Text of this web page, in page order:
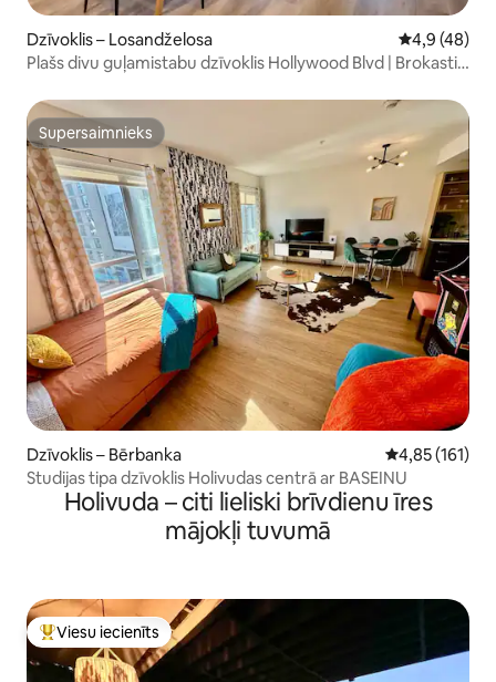
Dzīvoklis – Losandželosa Vidējais
4,9 (48)
Plašs divu guļamistabu dzīvoklis Hollywood Blvd | Brokastis
Supersaimnieks
Supersaimnieks
Dzīvoklis – Bērbanka Vidējais
4,85 (161)
Studijas tipa dzīvoklis Holivudas centrā ar BASEINU
Holivuda – citi lieliski brīvdienu īres
mājokļi tuvumā
Populārs viesu iecienīts mājoklis
Viesu iecienīts